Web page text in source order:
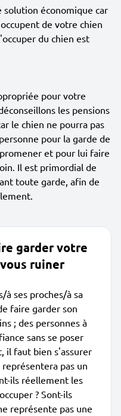
solution économique car
de votre chien
du chien est
pour votre
les pensions
le chien ne pourra pas
pour la garde de
et pour lui faire
Il est primordial de
toute garde, afin de
garder votre
ruiner
à ses proches/à sa
faire garder son
; des personnes à
sans se poser
il faut bien s'assurer
pas un
ils réellement les
? Sont-ils
représente pas une